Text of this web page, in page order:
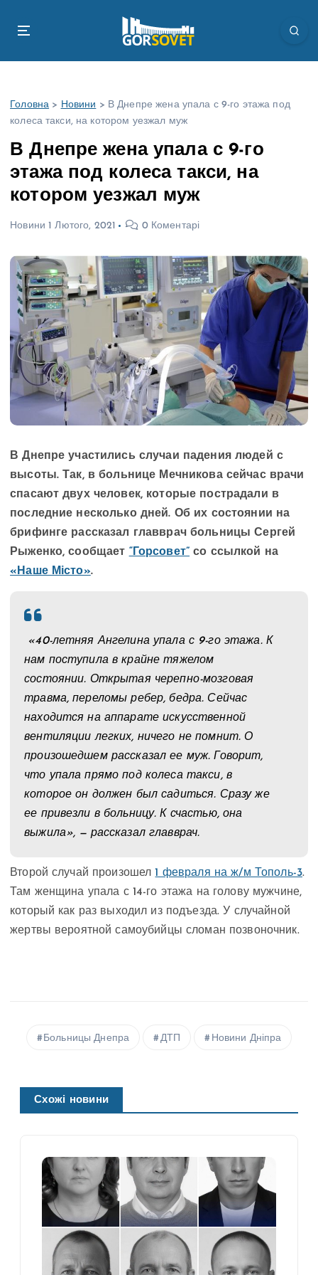
Головна > Новини > В Днепре жена упала с 9-го этажа под
колеса такси, на котором уезжал муж
В Днепре жена упала с 9-го
этажа под колеса такси, на
котором уезжал муж
Новини 1 Лютого, 2021 0 Коментарі
В Днепре участились случаи падения людей с
высоты. Так, в больнице Мечникова сейчас врачи
спасают двух человек, которые пострадали в
последние несколько дней. Об их состоянии на
брифинге рассказал главврач больницы Сергей
Рыженко, сообщает “Горсовет” со ссылкой на
«Наше Місто».
«40-летняя Ангелина упала с 9-го этажа. К
нам поступила в крайне тяжелом
состоянии. Открытая черепно-мозговая
травма, переломы ребер, бедра. Сейчас
находится на аппарате искусственной
вентиляции легких, ничего не помнит. О
произошедшем рассказал ее муж. Говорит,
что упала прямо под колеса такси, в
которое он должен был садиться. Сразу же
ее привезли в больницу. К счастью, она
выжила», — рассказал главврач.
Второй случай произошел1 февраля на ж/м Тополь-3.
Там женщина упала с 14-го этажа на голову мужчине,
который как раз выходил из подъезда. У случайной
жертвы вероятной самоубийцы сломан позвоночник.
Больницы Днепра ДТП Новини Дніпра
Схожі новини